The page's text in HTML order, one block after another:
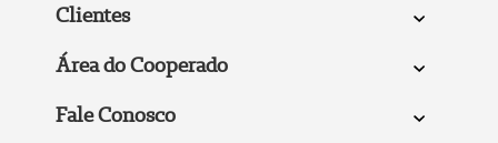
Clientes
Área do Cooperado
Fale Conosco